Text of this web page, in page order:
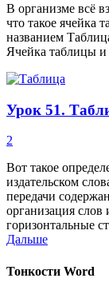
В организме всё
что такое ячейка
названием
Ячейка таблицы и
Урок 51.
2
Вот такое
издательском
передачи
организация
горизонтальные
Дальше
Тонкости Word